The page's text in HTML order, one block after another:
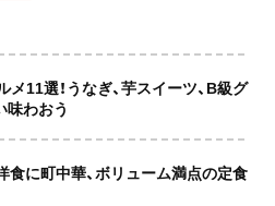
11選！うなぎ、芋スイーツ、B級グ
味わおう
食に町中華、ボリューム満点の定食